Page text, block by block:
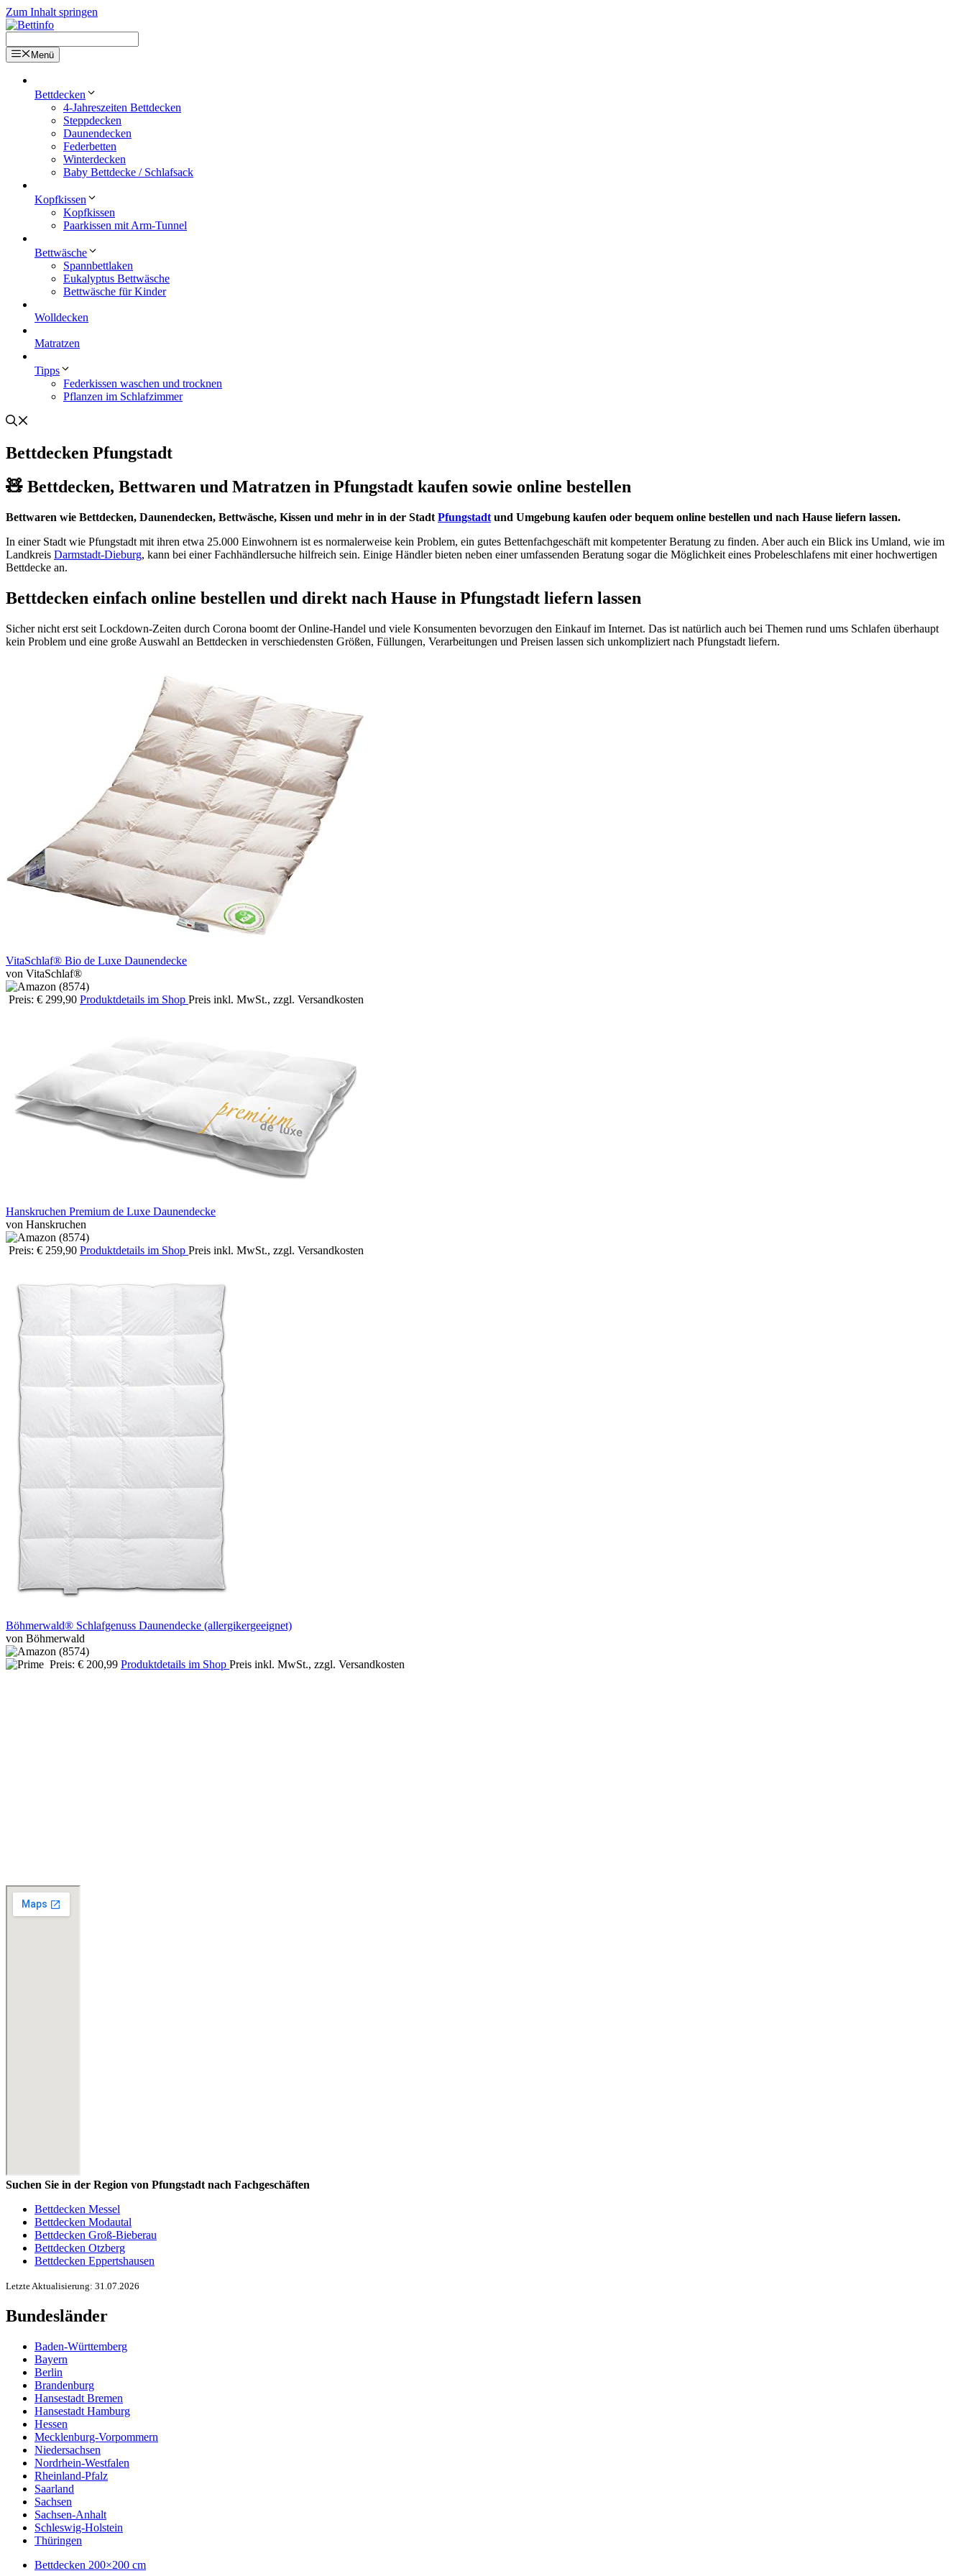
Zum Inhalt springen
Menü
Bettdecken
4-Jahreszeiten Bettdecken
Steppdecken
Daunendecken
Federbetten
Winterdecken
Baby Bettdecke / Schlafsack
Kopfkissen
Kopfkissen
Paarkissen mit Arm-Tunnel
Bettwäsche
Spannbettlaken
Eukalyptus Bettwäsche
Bettwäsche für Kinder
Wolldecken
Matratzen
Tipps
Federkissen waschen und trocknen
Pflanzen im Schlafzimmer
Bettdecken Pfungstadt
🧸 Bettdecken, Bettwaren und Matratzen in Pfungstadt kaufen sowie online bestellen
Bettwaren wie Bettdecken, Daunendecken, Bettwäsche, Kissen und mehr in in der Stadt Pfungstadt und Umgebung kaufen oder bequem online bestellen und nach Hause liefern lassen.
In einer Stadt wie Pfungstadt mit ihren etwa 25.000 Einwohnern ist es normalerweise kein Problem, ein gutes Bettenfachgeschäft mit kompetenter Beratung zu finden. Aber auch ein Blick ins Umland, wie im
Landkreis Darmstadt-Dieburg, kann bei einer Fachhändlersuche hilfreich sein. Einige Händler bieten neben einer umfassenden Beratung sogar die Möglichkeit eines Probeleschlafens mit einer hochwertigen
Bettdecke an.
Bettdecken einfach online bestellen und direkt nach Hause in Pfungstadt liefern lassen
Sicher nicht erst seit Lockdown-Zeiten durch Corona boomt der Online-Handel und viele Konsumenten bevorzugen den Einkauf im Internet. Das ist natürlich auch bei Themen rund ums Schlafen überhaupt
kein Problem und eine große Auswahl an Bettdecken in verschiedensten Größen, Füllungen, Verarbeitungen und Preisen lassen sich unkompliziert nach Pfungstadt liefern.
VitaSchlaf® Bio de Luxe Daunendecke
von VitaSchlaf®
Preis: € 299,90 Produktdetails im Shop Preis inkl. MwSt., zzgl. Versandkosten
Hanskruchen Premium de Luxe Daunendecke
von Hanskruchen
Preis: € 259,90 Produktdetails im Shop Preis inkl. MwSt., zzgl. Versandkosten
Böhmerwald® Schlafgenuss Daunendecke (allergikergeeignet)
von Böhmerwald
Preis: € 200,99 Produktdetails im Shop Preis inkl. MwSt., zzgl. Versandkosten
Suchen Sie in der Region von Pfungstadt nach Fachgeschäften
Bettdecken Messel
Bettdecken Modautal
Bettdecken Groß-Bieberau
Bettdecken Otzberg
Bettdecken Eppertshausen
Letzte Aktualisierung: 31.07.2026
Bundesländer
Baden-Württemberg
Bayern
Berlin
Brandenburg
Hansestadt Bremen
Hansestadt Hamburg
Hessen
Mecklenburg-Vorpommern
Niedersachsen
Nordrhein-Westfalen
Rheinland-Pfalz
Saarland
Sachsen
Sachsen-Anhalt
Schleswig-Holstein
Thüringen
Bettdecken 200×200 cm